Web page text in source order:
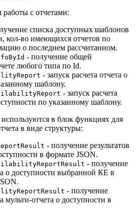
с отчетами:
списка доступных шаблонов
кол-во имеющихся отчетов по
о последнем рассчитанном.
- получение общей
любого типа по Id.
- запуск расчета отчета о
шаблону.
- запуск расчета
по указанному шаблону.
используются в блок функциях для
в виде структуры:
- получение результатов
в формате JSON.
- получение
о доступности выбранной КЕ в
- получение
мульти-отчета о доступности в